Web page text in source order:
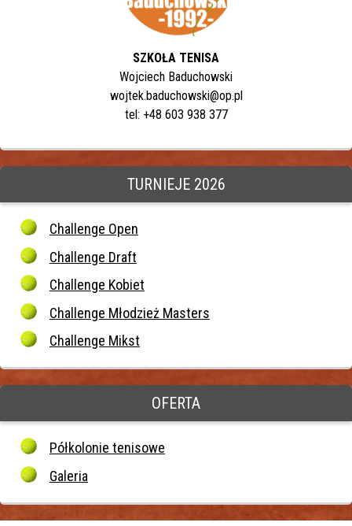
SZKOŁA TENISA
Wojciech Baduchowski
wojtek.baduchowski@op.pl
tel: +48 603 938 377
TURNIEJE 2026
Challenge Open
Challenge Draft
Challenge Kobiet
Challenge Młodzież Masters
Challenge Mikst
OFERTA
Półkolonie tenisowe
Galeria